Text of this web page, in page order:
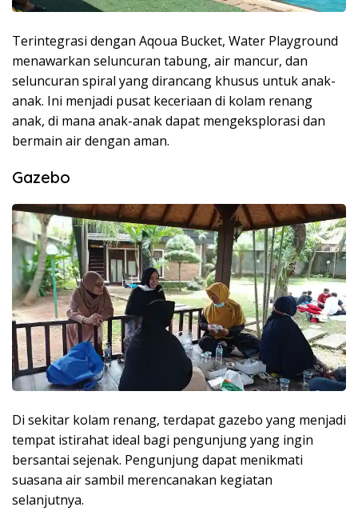
Terintegrasi dengan Aqoua Bucket, Water Playground
menawarkan seluncuran tabung, air mancur, dan
seluncuran spiral yang dirancang khusus untuk anak-
anak. Ini menjadi pusat keceriaan di kolam renang
anak, di mana anak-anak dapat mengeksplorasi dan
bermain air dengan aman.
Gazebo
Di sekitar kolam renang, terdapat gazebo yang menjadi
tempat istirahat ideal bagi pengunjung yang ingin
bersantai sejenak. Pengunjung dapat menikmati
suasana air sambil merencanakan kegiatan
selanjutnya.